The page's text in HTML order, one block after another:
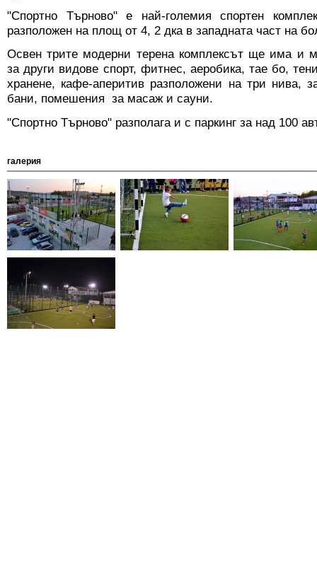
"Спортно Търново" е най-големия спортен
разположен на площ от 4, 2 дка в западната част на
Освен трите модерни терена комплексът ще има и
за други видове спорт, фитнес, аеробика, тае бо,
хранене, кафе-аперитив разположени на три нива,
бани, помешения за масаж и сауни.
"Спортно Търново" разполага и с паркинг за над 100
галерия